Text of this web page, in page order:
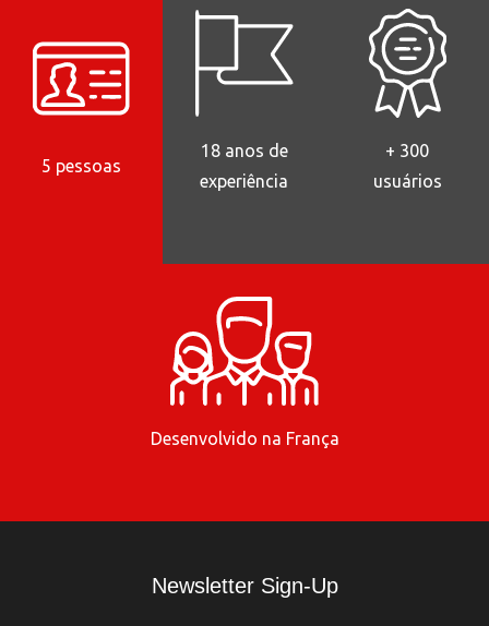
18 anos de
experiência
Desenvolvido na França
+ 300
usuários
5 pessoas
Newsletter Sign-Up